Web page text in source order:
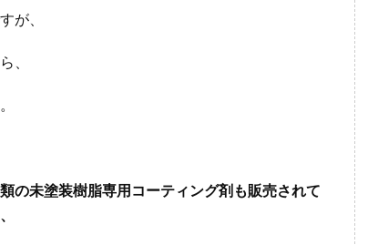
が、
、
。
の未塗装樹脂専用コーティング剤も販売されて